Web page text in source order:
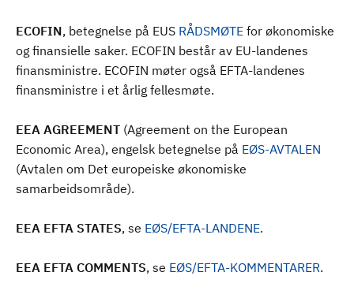
ECOFIN, betegnelse på EUS RÅDSMØTE for økonomiske
og finansielle saker. ECOFIN består av EU-landenes
finansministre. ECOFIN møter også EFTA-landenes
finansministre i et årlig fellesmøte.
EEA AGREEMENT (Agreement on the European
Economic Area), engelsk betegnelse på EØS-AVTALEN
(Avtalen om Det europeiske økonomiske
samarbeidsområde).
EEA EFTA STATES, se EØS/EFTA-LANDENE.
EEA EFTA COMMENTS, se EØS/EFTA-KOMMENTARER.